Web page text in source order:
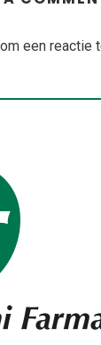
om een reactie